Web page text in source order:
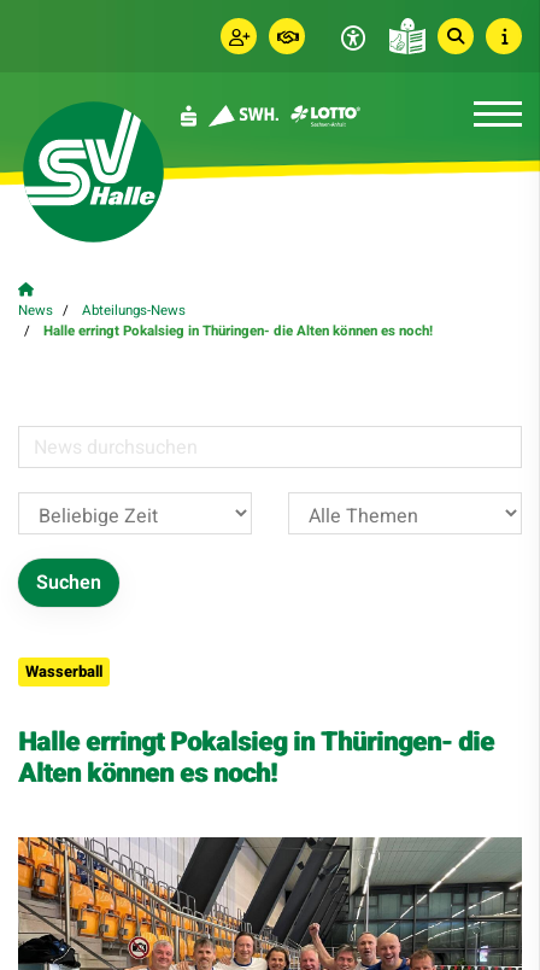
News
Abteilungs-News
Halle erringt Pokalsieg in Thüringen- die Alten können es noch!
Wasserball
Halle erringt Pokalsieg in Thüringen- die
Alten können es noch!